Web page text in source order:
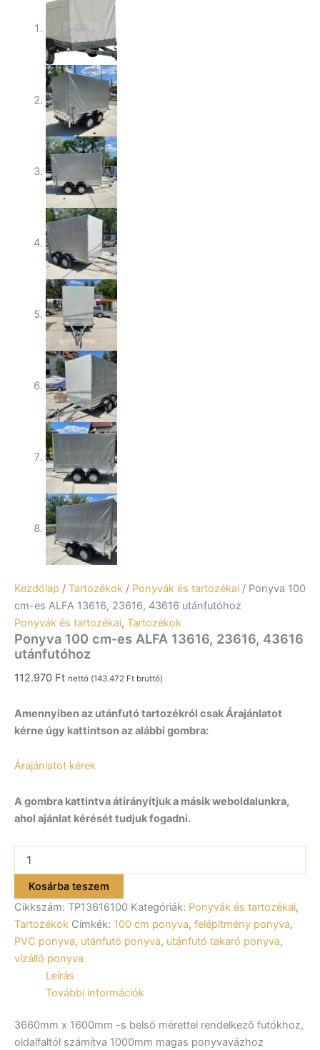
Kezdőlap / Tartozékok / Ponyvák és tartozékai / Ponyva 100
cm-es ALFA 13616, 23616, 43616 utánfutóhoz
Ponyvák és tartozékai, Tartozékok
Ponyva 100 cm-es ALFA 13616, 23616, 43616
utánfutóhoz
112.970 Ft nettó (143.472 Ft bruttó)
Amennyiben az utánfutó tartozékról csak Árajánlatot
kérne úgy kattintson az alábbi gombra:
Árajánlatot kérek
A gombra kattintva átirányítjuk a másik weboldalunkra,
ahol ajánlat kérését tudjuk fogadni.
100
cm-
ALFA
13616,
23616,
43616
utánfutóhoz
mennyiség
Kosárba teszem
Cikkszám: TP13616100 Kategóriák: Ponyvák és tartozékai,
Tartozékok Címkék: 100 cm ponyva, felépítmény ponyva,
PVC ponyva, utánfutó ponyva, utánfutó takaró ponyva,
vizálló ponyva
Leírás
További információk
3660mm x 1600mm -s belső mérettel rendelkező futókhoz,
oldalfaltól számítva 1000mm magas ponyvavázhoz